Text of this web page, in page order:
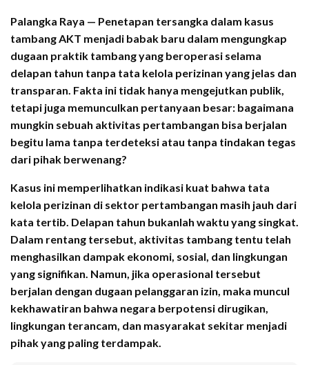
Palangka Raya — Penetapan tersangka dalam kasus
tambang AKT menjadi babak baru dalam mengungkap
dugaan praktik tambang yang beroperasi selama
delapan tahun tanpa tata kelola perizinan yang jelas dan
transparan. Fakta ini tidak hanya mengejutkan publik,
tetapi juga memunculkan pertanyaan besar: bagaimana
mungkin sebuah aktivitas pertambangan bisa berjalan
begitu lama tanpa terdeteksi atau tanpa tindakan tegas
dari pihak berwenang?
Kasus ini memperlihatkan indikasi kuat bahwa tata
kelola perizinan di sektor pertambangan masih jauh dari
kata tertib. Delapan tahun bukanlah waktu yang singkat.
Dalam rentang tersebut, aktivitas tambang tentu telah
menghasilkan dampak ekonomi, sosial, dan lingkungan
yang signifikan. Namun, jika operasional tersebut
berjalan dengan dugaan pelanggaran izin, maka muncul
kekhawatiran bahwa negara berpotensi dirugikan,
lingkungan terancam, dan masyarakat sekitar menjadi
pihak yang paling terdampak.